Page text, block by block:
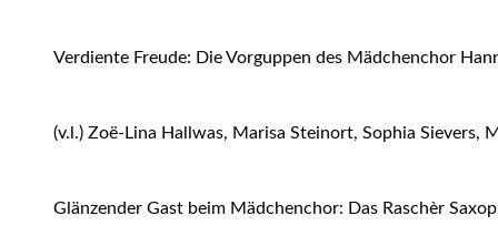
Verdiente Freude: Die Vorguppen des Mädchenchor
(v.l.) Zoë-Lina Hallwas, Marisa Steinort, Sophia Sievers,
Glänzender Gast beim Mädchenchor: Das Raschèr